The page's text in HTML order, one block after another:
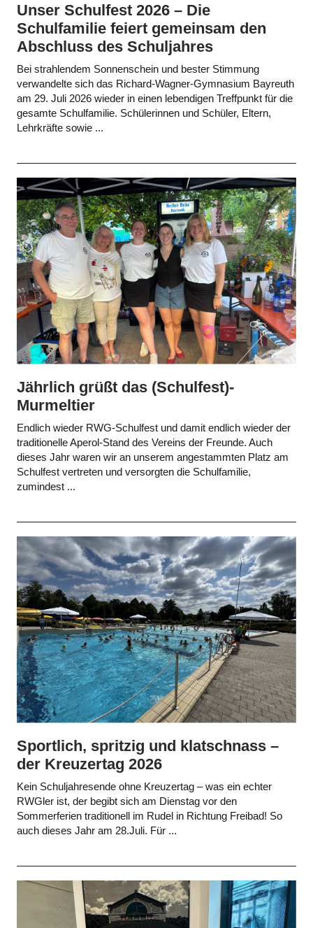
Unser Schulfest 2026 – Die
Schulfamilie feiert gemeinsam den
Abschluss des Schuljahres
Bei strahlendem Sonnenschein und bester Stimmung
verwandelte sich das Richard-Wagner-Gymnasium Bayreuth
am 29. Juli 2026 wieder in einen lebendigen Treffpunkt für die
gesamte Schulfamilie. Schülerinnen und Schüler, Eltern,
Lehrkräfte sowie ...
Jährlich grüßt das (Schulfest)-
Murmeltier
Endlich wieder RWG-Schulfest und damit endlich wieder der
traditionelle Aperol-Stand des Vereins der Freunde. Auch
dieses Jahr waren wir an unserem angestammten Platz am
Schulfest vertreten und versorgten die Schulfamilie,
zumindest ...
Sportlich, spritzig und klatschnass –
der Kreuzertag 2026
Kein Schuljahresende ohne Kreuzertag – was ein echter
RWGler ist, der begibt sich am Dienstag vor den
Sommerferien traditionell im Rudel in Richtung Freibad! So
auch dieses Jahr am 28.Juli. Für ...